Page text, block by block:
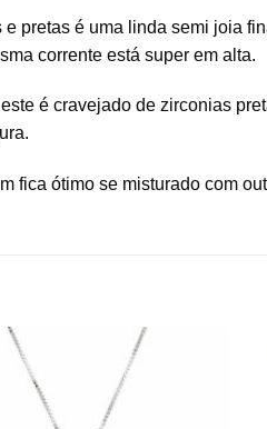
pretas é uma linda semi joia
corrente está super em alta.
é cravejado de zirconias
fica ótimo se misturado com